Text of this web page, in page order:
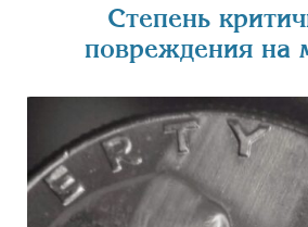
Степень
повреждения на